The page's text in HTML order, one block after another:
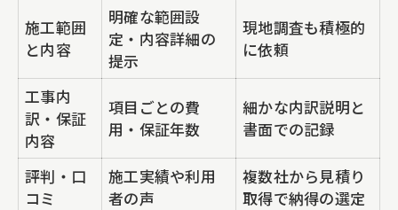
施工範囲
と内容
明確な範囲設
定・内容詳細の
提示
現地調査も積極的
に依頼
工事内
訳・保証
内容
項目ごとの費
用・保証年数
細かな内訳説明と
書面での記録
評判・口
コミ
施工実績や利用
者の声
複数社から見積り
取得で納得の選定